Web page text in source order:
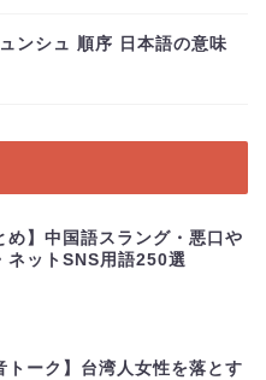
ンシュ 順序 日本語の意味
め】中国語スラング・悪口や
ネットSNS用語250選
トーク】台湾人女性を落とす